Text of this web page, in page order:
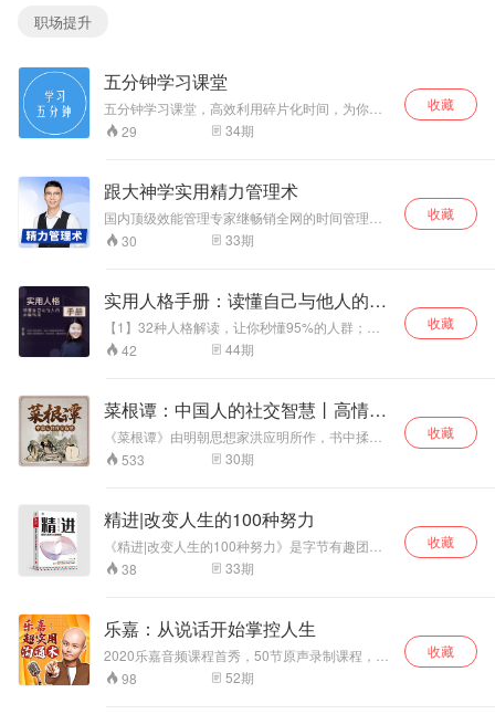
职场提升
五分钟学习课堂
五分钟学习课堂，高效利用碎片化时间，为你的
未来储能。 更多内容，欢迎关注微信公众号，今
天学点儿什么，有儿噢！
29 34期
收藏
跟大神学实用精力管理术
国内顶级效能管理专家继畅销全网的时间管理课
程后的又一力作！跟大神学实用精力管理术，每
天精力翻三倍，摆脱焦虑和疲惫，掌控每一天。
力小诀窍，让你时刻保持充沛能量，高效度过每
一天！
30 33期
收藏
实用人格手册：读懂自己与他人的必
备指南
【1】32种人格解读，让你秒懂95%的人群；
【2】全面指导：个人成长+职场发展+情感生
活；【3】4个维度解码人格，实用！易懂！有
42 44期
收藏
菜根谭：中国人的社交智慧丨高情商
社交
《菜根谭》由明朝思想家洪应明所作，书中揉合
了儒家的中庸思想和佛家的出世思想，是一部论
述修养、人生、处世、出世的经典语录集。 作者
经过艰苦磨炼才能获得”，正所谓“咬得菜根，百事
可做”。 交友是处世之道，做人是修己之心 真正
的聪明人，都胸中有沟壑，腹里有乾坤。 遇事懂
退让，与人有路，给自己留退路。 待人常宽厚，
与人为善，为自己积福缘。 做人，若是处处计
533 30期
收藏
精进|改变人生的100种努力
《精进|改变人生的100种努力》是字节有趣团队
专为陷入困境的普通人打造的职场励志有声书。
作品通过生动直观的案例，讲述上百位职场人不
维方式，获得坚持向前的心法和勇气，提升认知
层次，走上成功之路。 【专辑特点】 1.以问题为
导向，将现实痛点逐一击破 痛苦、迷茫、工作缺
乏规划、人生没有目标？ 总想努力改变，却不知
从何入手？ 一个人孤军奋战，身边缺少榜样和参
38 33期
收藏
乐嘉：从说话开始掌控人生
2020乐嘉音频课程首秀，50节原声录制课程，从
【日常生活】、【职场沟通】、【关系营造】三
大实用场景出发，讲授最实用的沟通表达技巧。
98 52期
收藏